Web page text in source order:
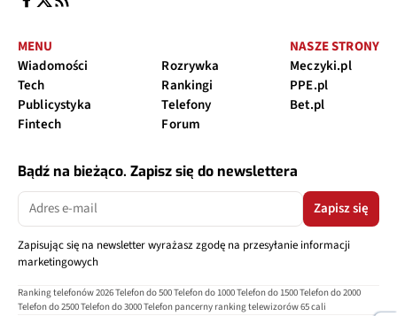
MENU
Wiadomości
Tech
Publicystyka
Fintech
Rozrywka
Rankingi
Telefony
Forum
NASZE STRONY
Meczyki.pl
PPE.pl
Bet.pl
Bądź na bieżąco. Zapisz się do newslettera
Zapisz się
Zapisując się na newsletter wyrażasz zgodę na przesyłanie informacji
marketingowych
Ranking telefonów 2026Telefon do 500Telefon do 1000Telefon do 1500Telefon do 2000
Telefon do 2500Telefon do 3000Telefon pancerny ranking telewizorów 65 cali